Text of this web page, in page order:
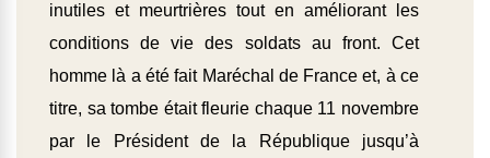
inutiles et meurtrières tout en améliorant les
conditions de vie des soldats au front. Cet
homme là a été fait Maréchal de France et, à ce
titre, sa tombe était fleurie chaque 11 novembre
par le Président de la République jusqu’à